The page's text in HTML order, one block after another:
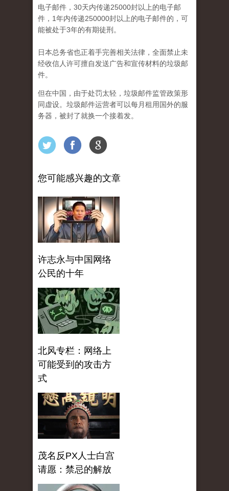
电子邮件，30天内传递25000封以上的电子邮
件，1年内传递250000封以上的电子邮件的，可
能被处于3年的有期徒刑。
日本总务省也正着手完善相关法律，全面禁止未
经收信人许可擅自发送广告和宣传材料的垃圾邮
件。
但在中国，由于处罚太轻，垃圾邮件监管政策形
同虚设。垃圾邮件运营者可以每月租用国外的服
务器，被封了就换一个接着发。
您可能感兴趣的文章
许志永与中国网络
公民的十年
北风专栏：网络上
可能受到的攻击方
式
茂名反PX人士白宫
请愿：禁忌的解放